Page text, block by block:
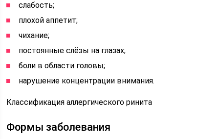
слабость;
плохой аппетит;
чихание;
постоянные слёзы на глазах;
боли в области головы;
нарушение концентрации внимания.
Классификация аллергического ринита
Формы заболевания